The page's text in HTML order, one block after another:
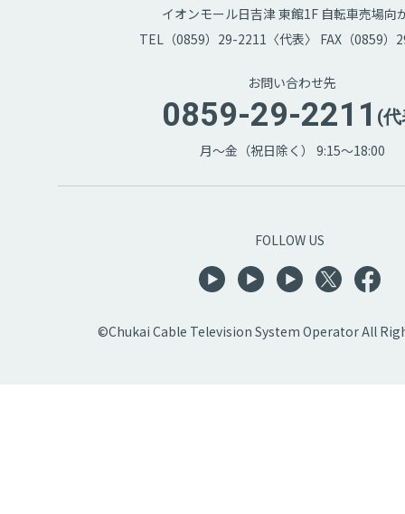
イオンモール日吉津 東館1F 自転車売場向
TEL（0859）29-2211〈代表〉 FAX（0859）
お問い合わせ先
0859-29-2211 (
月～金（祝日除く） 9:15～18:00
FOLLOW US
©Chukai Cable Television System Operator All